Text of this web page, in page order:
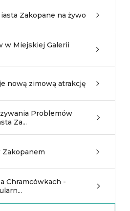
Zakopane na żywo
w Miejskiej Galerii
nową zimową atrakcję
Problemów
Za...
Chramcówkach -